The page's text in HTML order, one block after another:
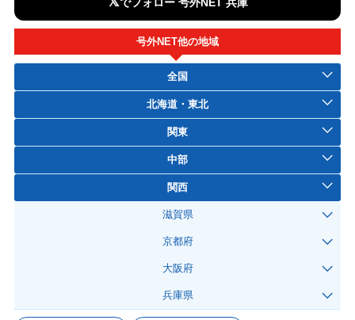
でフォロー 号外NET 兵庫
号外NET他の地域
全国
北海道・東北
関東
中部
関西
滋賀県
京都府
大阪府
兵庫県